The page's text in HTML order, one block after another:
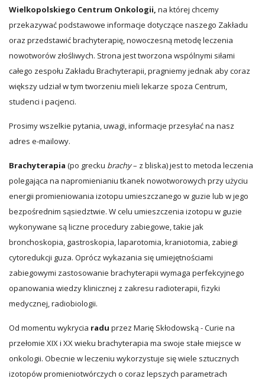
Wielkopolskiego Centrum Onkologii, na której chcemy
przekazywać podstawowe informacje dotyczące naszego Zakładu
oraz przedstawić brachyterapię, nowoczesną metodę leczenia
nowotworów złośliwych. Strona jest tworzona wspólnymi siłami
całego zespołu Zakładu Brachyterapii, pragniemy jednak aby coraz
większy udział w tym tworzeniu mieli lekarze spoza Centrum,
studenci i pacjenci.
Prosimy wszelkie pytania, uwagi, informacje przesyłać na nasz
adres e-mailowy.
Brachyterapia (po grecku brachy– z bliska) jest to metoda leczenia
polegająca na napromienianiu tkanek nowotworowych przy użyciu
energii promieniowania izotopu umieszczanego w guzie lub w jego
bezpośrednim sąsiedztwie. W celu umieszczenia izotopu w guzie
wykonywane są liczne procedury zabiegowe, takie jak
bronchoskopia, gastroskopia, laparotomia, kraniotomia, zabiegi
cytoredukcji guza. Oprócz wykazania się umiejętnościami
zabiegowymi zastosowanie brachyterapii wymaga perfekcyjnego
opanowania wiedzy klinicznej z zakresu radioterapii, fizyki
medycznej, radiobiologii.
Od momentu wykrycia radu przez Marię Skłodowską - Curie na
przełomie XIX i XX wieku brachyterapia ma swoje stałe miejsce w
onkologii. Obecnie w leczeniu wykorzystuje się wiele sztucznych
izotopów promieniotwórczych o coraz lepszych parametrach